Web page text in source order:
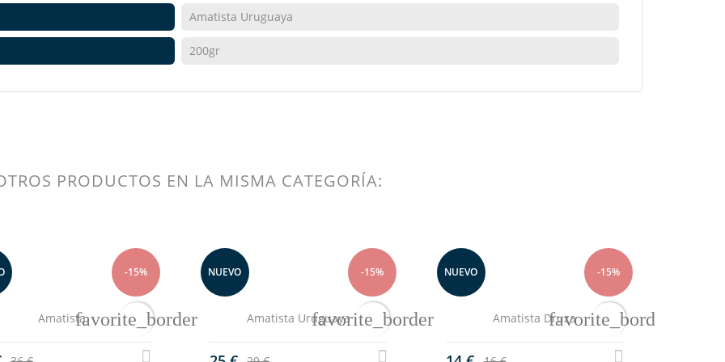
Amatista Uruguaya
200gr
PRODUCTOS EN LA MISMA CATEGORÍA:
-15%
Amatista Uruguayafavorite_border
-15%
NUEVO
Amatista Druzafavorite_border
-15%
NUEVO
favorite_border
LISTA DE DESEOS
add_circle_outlineCrear nueva lista
DE LA LISTA DE DESEOS
iniciar sesión para guardar productos en su lista de deseos.